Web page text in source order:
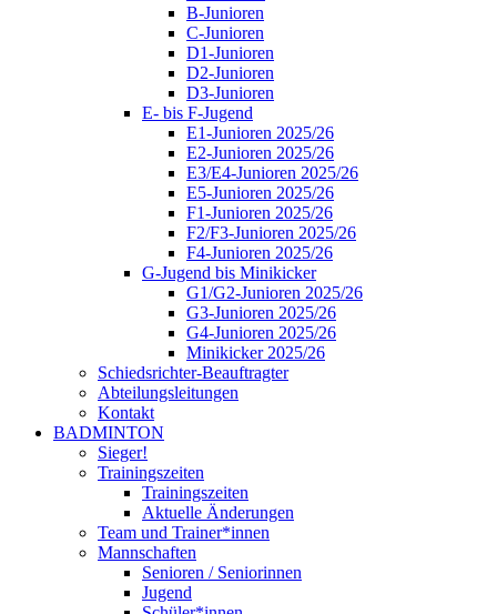
B-Junioren
C-Junioren
D1-Junioren
D2-Junioren
D3-Junioren
E- bis F-Jugend
E1-Junioren 2025/26
E2-Junioren 2025/26
E3/E4-Junioren 2025/26
E5-Junioren 2025/26
F1-Junioren 2025/26
F2/F3-Junioren 2025/26
F4-Junioren 2025/26
G-Jugend bis Minikicker
G1/G2-Junioren 2025/26
G3-Junioren 2025/26
G4-Junioren 2025/26
Minikicker 2025/26
Schiedsrichter-Beauftragter
Abteilungsleitungen
Kontakt
BADMINTON
Sieger!
Trainingszeiten
Trainingszeiten
Aktuelle Änderungen
Team und Trainer*innen
Mannschaften
Senioren / Seniorinnen
Jugend